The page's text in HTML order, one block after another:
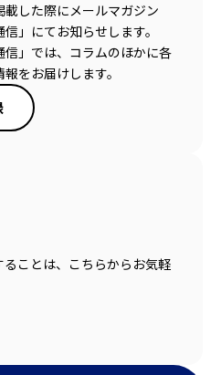
した際にメールマガジン
」にてお知らせします。
信」では、コラムのほかに各
をお届けします。
ことは、こちらからお気軽